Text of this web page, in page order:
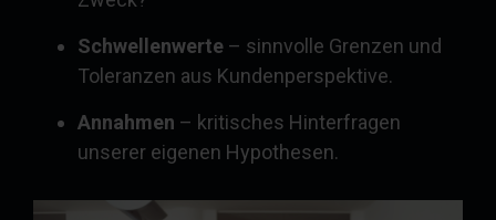
Schwellenwerte – sinnvolle Grenzen und
Toleranzen aus Kundenperspektive.
Annahmen – kritisches Hinterfragen
unserer eigenen Hypothesen.